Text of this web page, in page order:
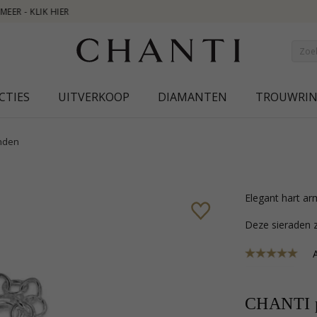
UITVERKOOP DIAMANTEN
elegant hart
Deze
CHANTI